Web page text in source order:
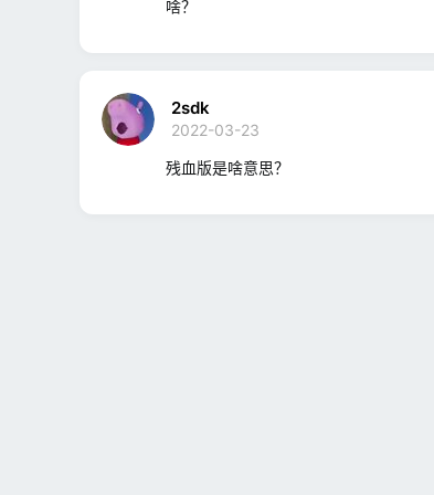
啥？
2sdk
2022-03-23
残血版是啥意思？